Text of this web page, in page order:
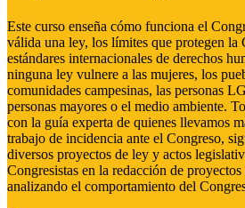
Este curso enseña cómo funciona el
válida una ley, los límites que protegen la
estándares internacionales de derechos
ninguna ley vulnere a las mujeres, los
comunidades campesinas, las personas
personas mayores o el medio ambiente.
con la guía experta de quienes llevamos
trabajo de incidencia ante el Congreso,
diversos proyectos de ley y actos
Congresistas en la redacción de
analizando el comportamiento del